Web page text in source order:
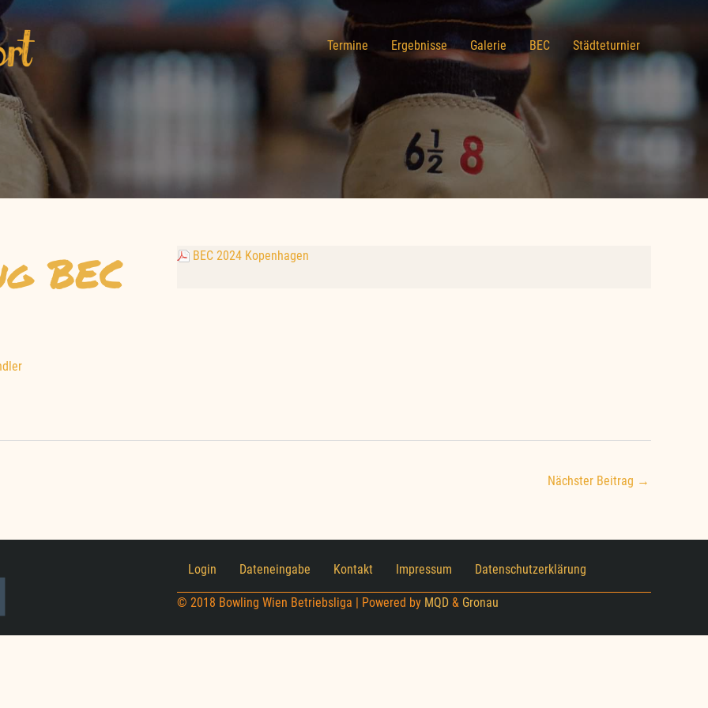
Termine Ergebnisse Galerie BEC Städteturnier
BEC
BEC 2024 Kopenhagen
Nächster Beitrag →
Login Dateneingabe Kontakt Impressum Datenschutzerklärung
© 2018 Bowling Wien Betriebsliga | Powered by MQD & Gronau